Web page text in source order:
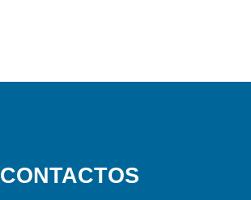
CONTACTOS